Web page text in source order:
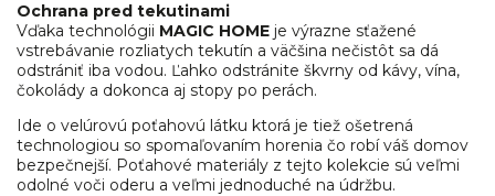
Ochrana pred tekutinami
Vďaka technológii MAGIC HOME je výrazne sťažené
vstrebávanie rozliatych tekutín a väčšina nečistôt sa dá
odstrániť iba vodou. Ľahko odstránite škvrny od kávy, vína,
čokolády a dokonca aj stopy po perách.
Ide o velúrovú poťahovú látku ktorá je tiež ošetrená
technologiou so spomaľovaním horenia čo robí váš domov
bezpečnejší. Poťahové materiály z tejto kolekcie sú veľmi
odolné voči oderu a veľmi jednoduché na údržbu.